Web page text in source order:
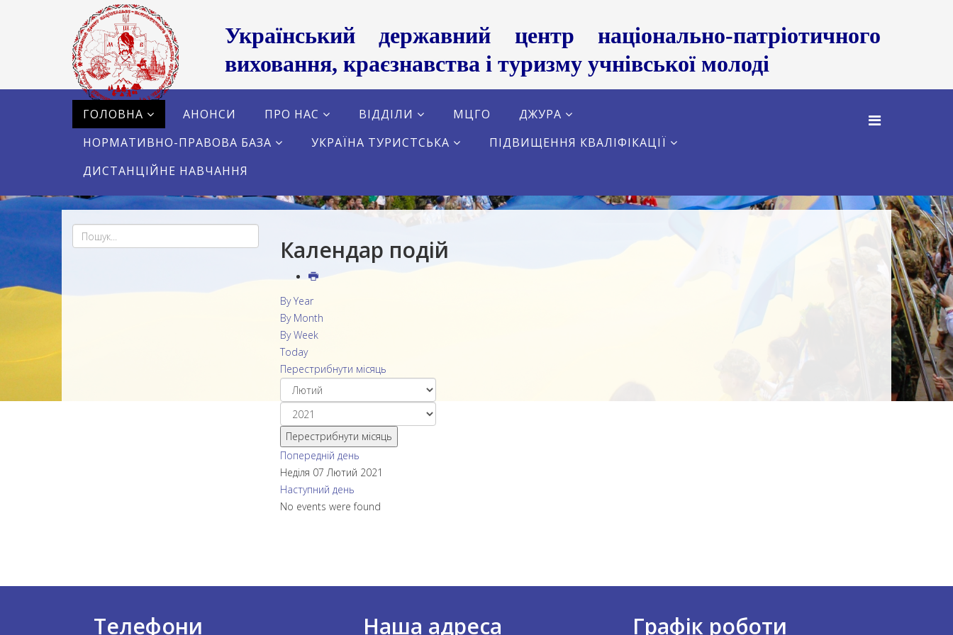
Український державний центр національно-патріотичного
виховання, краєзнавства і туризму учнівської молоді
ГОЛОВНА АНОНСИ ПРО НАС ВІДДІЛИ МЦГО
ДЖУРА
НОРМАТИВНО-ПРАВОВА БАЗА
УКРАЇНА ТУРИСТСЬКА
ПІДВИЩЕННЯ КВАЛІФІКАЦІЇ
ДИСТАНЦІЙНЕ НАВЧАННЯ
Календар подій
By Year
By Month
By Week
Today
Перестрибнути місяць
Перестрибнути місяць
Попередній день
Неділя 07 Лютий 2021
Наступний день
No events were found
Телефони Наша адреса Графік роботи